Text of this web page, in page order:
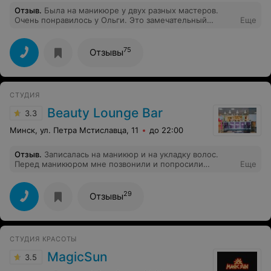
Отзыв. Была на маникюре у двух разных мастеров.
Очень понравилось у Ольги. Это замечательный
добросовестно. Теперь я ваш постоянный клиент.
Еще
Отзывы75
СТУДИЯ
3.3 Beauty Lounge Bar
Минск, ул. Петра Мстиславца, 11 до 22:00
Отзыв. Записалась на маникюр и на укладку волос.
Перед маникюром мне позвонили и попросили
следующий день), мне сказали, что мастер заболел.
Позвонить и предупредить они не могли, потому что "я
не оставила номер телефона". Но про маникюр же они
предупредить как-то смогли! В итоге осталась без
укладки. Спасибо!
Еще
Отзывы29
СТУДИЯ КРАСОТЫ
3.5 MagicSun